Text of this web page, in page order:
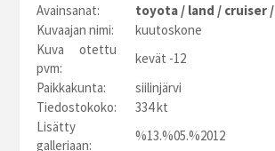
Avainsanat:
toyota / land / cruiser /
Kuvaajan nimi:
kuutoskone
Kuva otettu
pvm:
kevät -12
Paikkakunta:
siilinjärvi
Tiedostokoko:
334 kt
Lisätty
galleriaan:
%13.%05.%2012